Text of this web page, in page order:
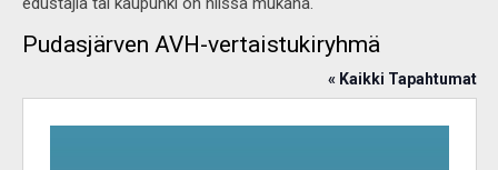
Pudasjärven AVH-vertaistukiryhmä
« Kaikki Tapahtumat